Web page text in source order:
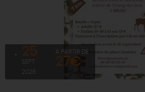
25
SEPT
2026
À PARTIR DE
27€